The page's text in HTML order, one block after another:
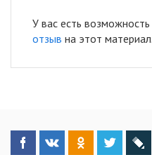
У вас есть
отзыв на этот материал.